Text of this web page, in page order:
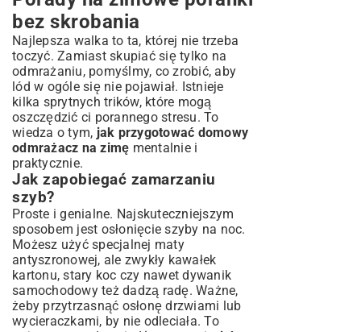
bez skrobania
Najlepsza walka to ta, której nie trzeba
toczyć. Zamiast skupiać się tylko na
odmrażaniu, pomyślmy, co zrobić, aby
lód w ogóle się nie pojawiał. Istnieje
kilka sprytnych trików, które mogą
oszczędzić ci porannego stresu. To
wiedza o tym, jak przygotować domowy
odmrażacz na zimę mentalnie i
praktycznie.
Jak zapobiegać zamarzaniu
szyb?
Proste i genialne. Najskuteczniejszym
sposobem jest osłonięcie szyby na noc.
Możesz użyć specjalnej maty
antyszronowej, ale zwykły kawałek
kartonu, stary koc czy nawet dywanik
samochodowy też dadzą radę. Ważne,
żeby przytrzasnąć osłonę drzwiami lub
wycieraczkami, by nie odleciała. To